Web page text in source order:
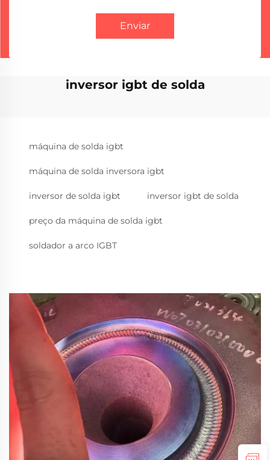
Enviar
inversor igbt de solda
máquina de solda igbt
máquina de solda inversora igbt
inversor de solda igbt inversor igbt de solda
preço da máquina de solda igbt
soldador a arco IGBT